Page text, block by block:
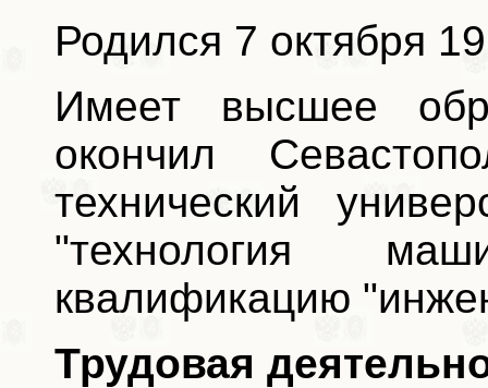
Родился 7 октября
Имеет высшее
окончил
технический
"технология
квалификацию
Трудовая